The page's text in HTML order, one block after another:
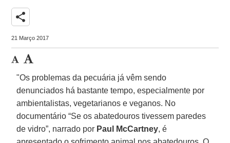
share
21 Março 2017
"Os problemas da pecuária já vêm sendo
denunciados há bastante tempo, especialmente por
ambientalistas, vegetarianos e veganos. No
documentário “Se os abatedouros tivessem paredes
de vidro”, narrado por Paul McCartney, é